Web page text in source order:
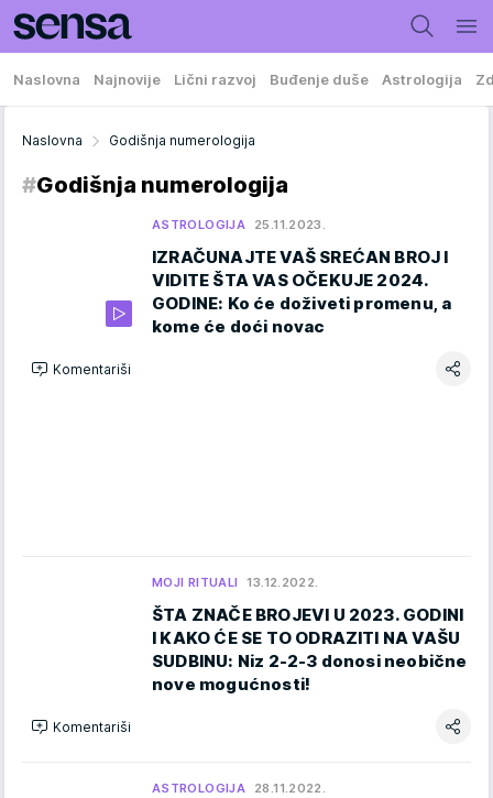
Naslovna Najnovije Lični razvoj Buđenje duše Astrologija
Naslovna Godišnja numerologija
#Godišnja numerologija
ASTROLOGIJA 25.11.2023.
IZRAČUNAJTE VAŠ SREĆAN BROJ I
VIDITE ŠTA VAS OČEKUJE 2024.
GODINE: Ko će doživeti promenu, a
kome će doći novac
Komentariši
MOJI RITUALI 13.12.2022.
ŠTA ZNAČE BROJEVI U 2023. GODINI
I KAKO ĆE SE TO ODRAZITI NA VAŠU
SUDBINU: Niz 2-2-3 donosi neobične
nove mogućnosti!
Komentariši
ASTROLOGIJA 28.11.2022.